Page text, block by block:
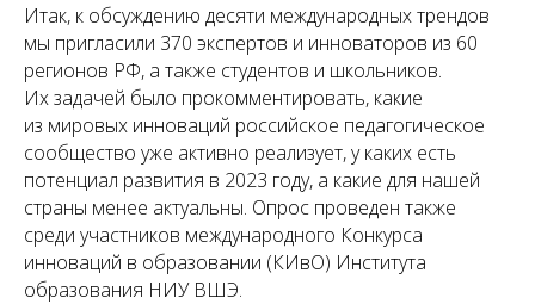
Итак, к обсуждению десяти международных трендов
мы пригласили 370 экспертов и инноваторов из 60
регионов РФ, а также студентов и школьников.
Их задачей было прокомментировать, какие
из мировых инноваций российское педагогическое
сообщество уже активно реализует, у каких есть
потенциал развития в 2023 году, а какие для нашей
страны менее актуальны. Опрос проведен также
среди участников международного Конкурса
инноваций в образовании (КИвО) Института
образования НИУ ВШЭ.